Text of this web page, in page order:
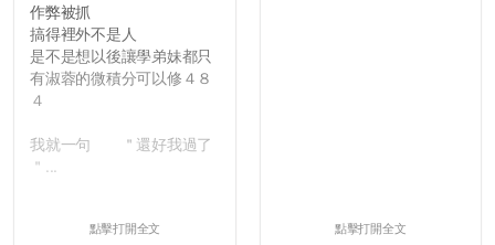
作弊被抓
搞得裡外不是人
是不是想以後讓學弟妹都只
有淑蓉的微積分可以修４８
４
我就一句 ＂還好我過了
＂...
點擊打開全文 點擊打開全文